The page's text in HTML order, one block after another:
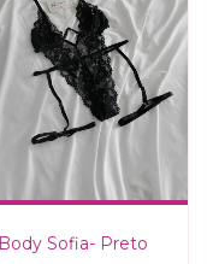
Body Sofia- Preto